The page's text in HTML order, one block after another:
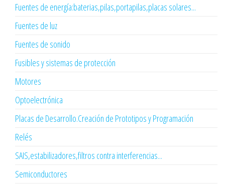
Fuentes de energía:baterias,pilas,portapilas,placas solares...
Fuentes de luz
Fuentes de sonido
Fusibles y sistemas de protección
Motores
Optoelectrónica
Placas de Desarrollo.Creación de Prototipos y Programación
Relés
SAIS,estabilizadores,filtros contra interferencias...
Semiconductores